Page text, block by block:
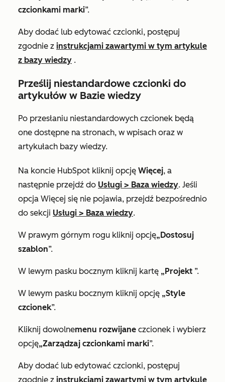
czcionkami marki”.
Aby dodać lub edytować czcionki, postępuj
zgodnie z instrukcjami zawartymi w tym artykule
z bazy wiedzy .
Prześlij niestandardowe czcionki do
artykułów w Bazie wiedzy
Po przesłaniu niestandardowych czcionek będą
one dostępne na stronach, w wpisach oraz w
artykułach bazy wiedzy.
Na koncie HubSpot kliknij opcję Więcej, a
następnie przejdź do Usługi > Baza wiedzy. Jeśli
opcja Więcej się nie pojawia, przejdź bezpośrednio
do sekcji Usługi > Baza wiedzy.
W prawym górnym rogu kliknij opcję„Dostosuj
szablon”.
W lewym pasku bocznym kliknij kartę „Projekt ”.
W lewym pasku bocznym kliknij opcję „Style
czcionek”.
Kliknij dowolnemenu rozwijane czcionek i wybierz
opcję„Zarządzaj czcionkami marki”.
Aby dodać lub edytować czcionki, postępuj
zgodnie z instrukcjami zawartymi w tym artykule